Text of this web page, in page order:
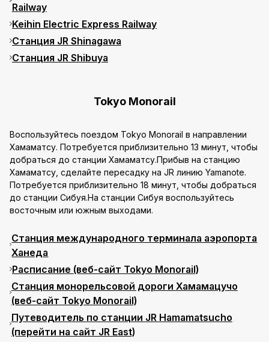
Railway
Keihin Electric Express Railway
Станция JR Shinagawa
Станция JR Shibuya
Tokyo Monorail
Воспользуйтесь поездом Tokyo Monorail в направлении
Хамаматсу. Потребуется приблизительно 13 минут, чтобы
добраться до станции Хамаматсу.Прибыв на станцию
Хамаматсу, сделайте пересадку на JR линию Yamanote.
Потребуется приблизительно 18 минут, чтобы добраться
до станции Сибуя.На станции Сибуя воспользуйтесь
восточным или южным выходами.
Станция международного терминала аэропорта
Ханеда
Расписание (веб-сайт Tokyo Monorail)
Станция монорельсовой дороги Хамамацучо
(веб-сайт Tokyo Monorail)
Путеводитель по станции JR Hamamatsucho
(перейти на сайт JR East)